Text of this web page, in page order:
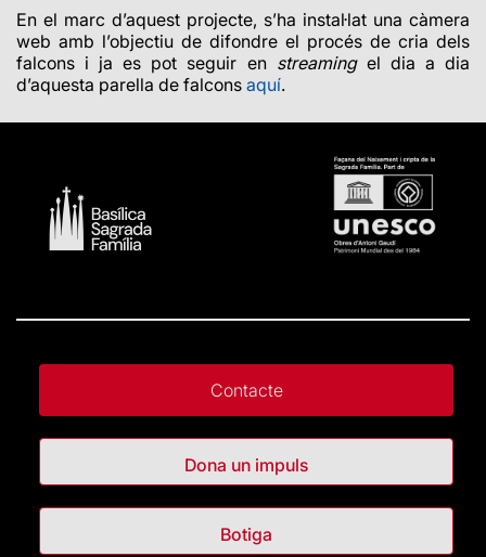
En el marc d’aquest projecte, s’ha instal·lat una càmera
web amb l’objectiu de difondre el procés de cria dels
falcons i ja es pot seguir en streamingel dia a dia
d’aquesta parella de falcons aquí.
Contacte
Dona un impuls
Botiga